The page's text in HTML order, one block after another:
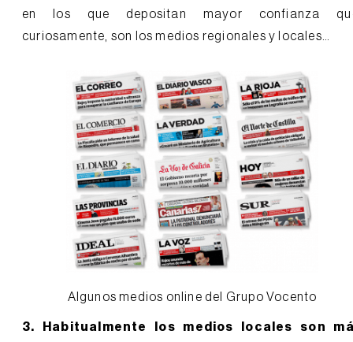
en los que depositan mayor confianza
curiosamente, son los medios regionales y locales…
Algunos medios online del Grupo Vocento
3. Habitualmente los medios locales son